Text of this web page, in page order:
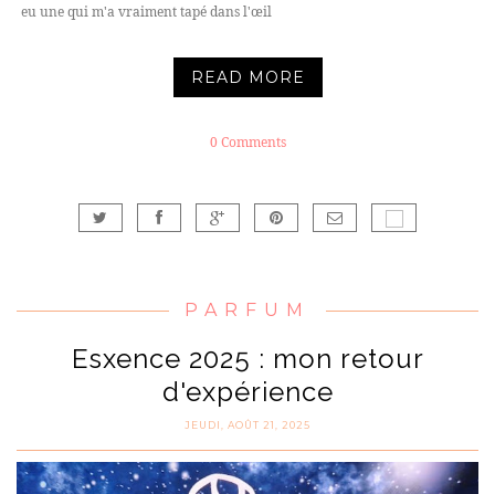
eu une qui m'a vraiment tapé dans l'œil
READ MORE
0 Comments
PARFUM
Esxence 2025 : mon retour
d'expérience
JEUDI, AOÛT 21, 2025